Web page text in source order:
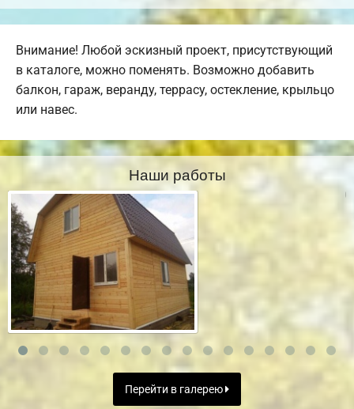
Внимание! Любой эскизный проект, присутствующий
в каталоге, можно поменять. Возможно добавить
балкон, гараж, веранду, террасу, остекление, крыльцо
или навес.
Наши работы
Перейти в галерею